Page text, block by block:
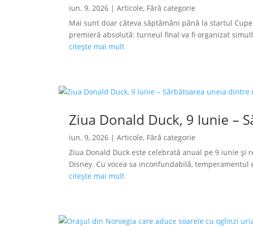
iun. 9, 2026 |Articole, Fără categorie
Mai sunt doar câteva săptămâni până la startul
premieră absolută: turneul final va fi organizat
citește mai mult
Ziua Donald Duck, 9 Iunie –
iun. 9, 2026 |Articole, Fără categorie
Ziua Donald Duck este celebrată anual pe 9 iunie
Disney. Cu vocea sa inconfundabilă,
citește mai mult